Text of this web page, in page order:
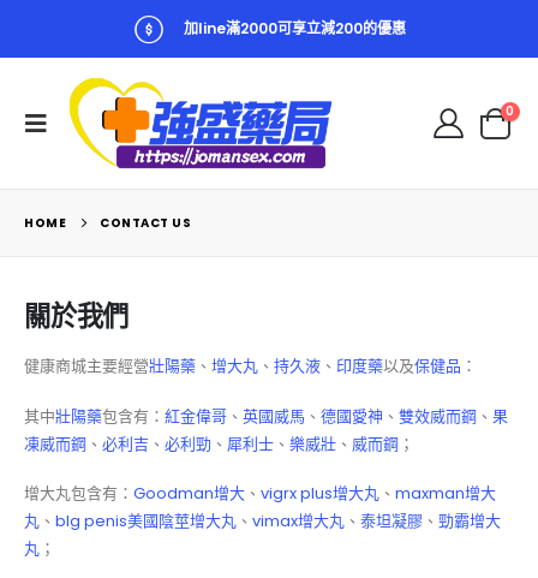
加line滿2000可享立減200的優惠
0
HOME CONTACT US
關於我們
健康商城主要經營壯陽藥 、 增大丸 、 持久液 、 印度藥以及保健品 ：
其中壯陽藥包含有： 紅金偉哥 、 英國威馬 、 德國愛神 、 雙效威而鋼 、 果
凍威而鋼 、 必利吉 、 必利勁 、 犀利士 、 樂威壯 、 威而鋼 ；
增大丸包含有： Goodman增大 、 vigrx plus增大丸 、 maxman增大
丸 、 blg penis美國陰莖增大丸 、 vimax增大丸 、 泰坦凝膠 、 勁霸增大
丸 ；